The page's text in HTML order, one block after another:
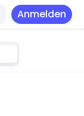
Anmelden